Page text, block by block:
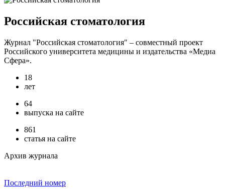
Российская стоматология
Журнал "Российская стоматология" – совместный проект
Российского университета медицины и издательства «Медиа
Сфера».
18
лет
64
выпуска на сайте
861
статья на сайте
Архив журнала
Последний номер